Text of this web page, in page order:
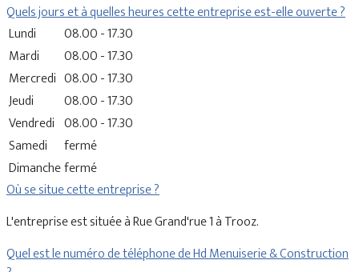
Quels jours et à quelles heures cette entreprise est-elle ouverte ?
Lundi
08.00 - 17.30
Mardi
08.00 - 17.30
Mercredi 08.00 - 17.30
Jeudi
08.00 - 17.30
Vendredi 08.00 - 17.30
Samedi
fermé
Dimanchefermé
Où se situe cette entreprise ?
L'entreprise est située à Rue Grand'rue 1 à Trooz.
Quel est le numéro de téléphone de Hd Menuiserie & Construction